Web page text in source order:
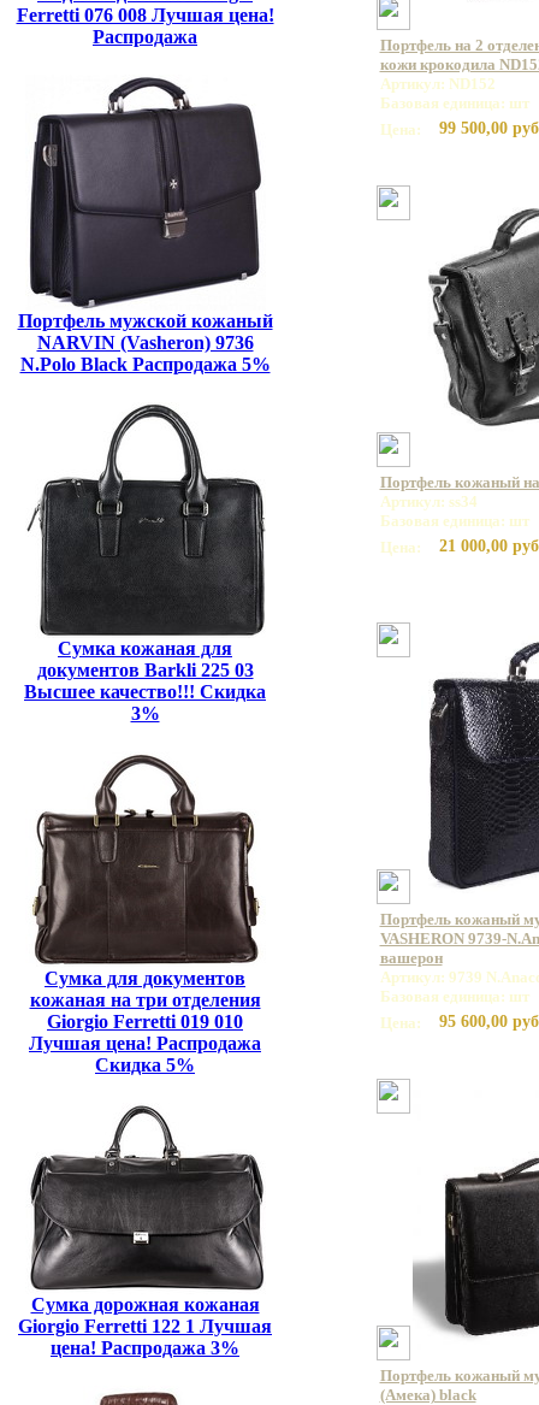
Ferretti 076 008 Лучшая цена!
Распродажа
Портфель мужской кожаный
NARVIN (Vasheron) 9736
N.Polo Black Распродажа 5%
Сумка кожаная для
документов Barkli 225 03
Высшее качество!!! Скидка
3%
Сумка для документов
кожаная на три отделения
Giorgio Ferretti 019 010
Лучшая цена! Распродажа
Скидка 5%
Сумка дорожная кожаная
Giorgio Ferretti 122 1 Лучшая
цена! Распродажа 3%
Портфель на 2
кожи крокодила
Артикул: ND152
Базовая единица: шт
Цена:
99 500,00
Портфель кожаный на
Артикул: ss34
Базовая единица: шт
Цена:
21 000,00
Портфель кожаный
VASHERON 9739-
вашерон
Артикул: 9739
Базовая единица: шт
Цена:
95 600,00
Портфель кожаный
(Амека) black